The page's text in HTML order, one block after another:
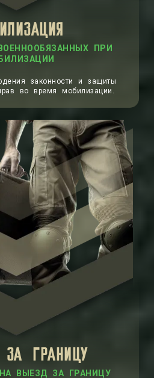
ПРИ
законности и защиты
во время мобилизации.
ГРАНИЦУ
ВЫЕЗД ЗА ГРАНИЦУ